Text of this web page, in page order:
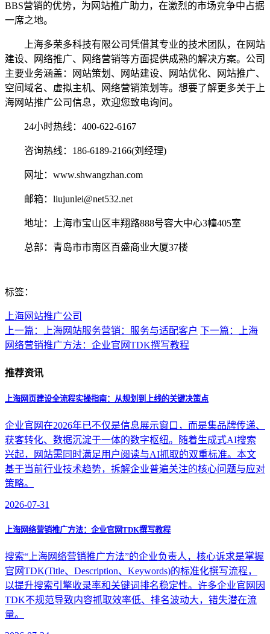
BBS营销的优势，为网站推广助力，在激烈的市场竞争中占据
一席之地。
上海多荣多科技有限公司凭借其专业的技术团队，在网站
建设、网络推广、网络营销等方面提供成熟的解决方案。公司
主要业务涵盖：网站策划、网站建设、网站优化、网站推广、
空间域名、虚拟主机、网络营销策划等。想要了解更多关于上
海网站推广公司信息，欢迎您致电询问。
24小时热线：400-622-6167
咨询热线：186-6189-2166(刘经理)
网址：www.shwangzhan.com
邮箱：liujunlei@net532.net
地址：上海市宝山区丰翔路888号容大中心3幢405室
总部：青岛市市南区百盛商业大厦37楼
标签：
上海网站推广公司
上一篇：上海网站服务营销：服务与适配客户 下一篇：上海
网络营销推广方法：企业官网TDK撰写教程
推荐资讯
上海网页建设全流程实操指南：从规划到上线的关键决策点
企业官网在2026年已不仅是信息展示窗口，而是集品牌传递、
获客转化、数据沉淀于一体的数字枢纽。随着生成式AI搜索
兴起，网站需同时满足用户阅读与AI抓取的双重标准。本文
基于当前行业技术趋势，拆解企业普遍关注的核心问题与应对
策略。
2026-07-31
上海网络营销推广方法：企业官网TDK撰写教程
搜索“上海网络营销推广方法”的企业负责人，核心诉求是掌握
官网TDK(Title、Description、Keywords)的标准化撰写流程，
以提升搜索引擎收录率和关键词排名稳定性。许多企业官网因
TDK不规范导致内容抓取效率低、排名波动大，错失潜在流
量。